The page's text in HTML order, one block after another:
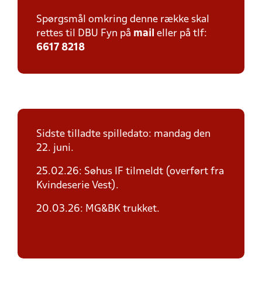
Spørgsmål omkring denne række skal
rettes til DBU Fyn på mail eller på tlf:
6617 8218
Sidste tilladte spilledato: mandag den
22. juni.
25.02.26: Søhus IF tilmeldt (overført fra
Kvindeserie Vest).
20.03.26: MG&BK trukket.